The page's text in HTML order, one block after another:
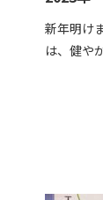
新年明け
は、健や